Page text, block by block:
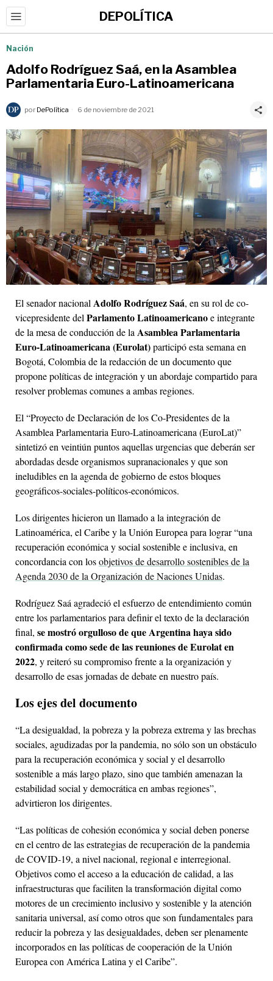
DEPOLÍTICA
Nación
Adolfo Rodríguez Saá, en la Asamblea
Parlamentaria Euro-Latinoamericana
por DePolítica 6 de noviembre de 2021
El senador nacionalAdolfo Rodríguez Saá, en su rol de co-
vicepresidente delParlamento Latinoamericanoe integrante
de la mesa de conducción de laAsamblea Parlamentaria
Euro-Latinoamericana (Eurolat)participó esta semana en
Bogotá, Colombia de la redacción de un documento que
propone políticas de integración y un abordaje compartido para
resolver problemas comunes a ambas regiones.
El “Proyecto de Declaración de los Co-Presidentes de la
Asamblea Parlamentaria Euro-Latinoamericana (EuroLat)”
sintetizó en veintiún puntos aquellas urgencias que deberán ser
abordadas desde organismos supranacionales y que son
ineludibles en la agenda de gobierno de estos bloques
geográficos-sociales-políticos-económicos.
Los dirigentes hicieron un llamado a la integración de
Latinoamérica, el Caribe y la Unión Europea para lograr “una
recuperación económica y social sostenible e inclusiva, en
concordancia con losobjetivos de desarrollo sostenibles de la
Agenda 2030 de la Organización de Naciones Unidas.
Rodríguez Saá agradeció el esfuerzo de entendimiento común
entre los parlamentarios para definir el texto de la declaración
final, se mostró orgulloso de que Argentina haya sido
confirmada como sede de las reuniones de Eurolat en
2022, y reiteró su compromiso frente a la organización y
desarrollo de esas jornadas de debate en nuestro país.
Los ejes del documento
“La desigualdad, la pobreza y la pobreza extrema y las brechas
sociales, agudizadas por la pandemia, no sólo son un obstáculo
para la recuperación económica y social y el desarrollo
sostenible a más largo plazo, sino que también amenazan la
estabilidad social y democrática en ambas regiones”,
advirtieron los dirigentes.
“Las políticas de cohesión económica y social deben ponerse
en el centro de las estrategias de recuperación de la pandemia
de COVID-19, a nivel nacional, regional e interregional.
Objetivos como el acceso a la educación de calidad, a las
infraestructuras que faciliten la transformación digital como
motores de un crecimiento inclusivo y sostenible y la atención
sanitaria universal, así como otros que son fundamentales para
reducir la pobreza y las desigualdades, deben ser plenamente
incorporados en las políticas de cooperación de la Unión
Europea con América Latina y el Caribe”.